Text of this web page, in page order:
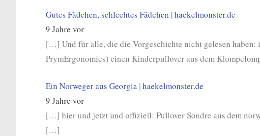
Gutes Fädchen, schlechtes Fädchen | haekelmonster.de
9 Jahre vor
[…] Und für alle, die die Vorgeschichte nicht gelesen
PrymErgonomics) einen Kinderpullover aus dem
Ein Norweger aus Georgia | haekelmonster.de
9 Jahre vor
[…] hier und jetzt und offiziell: Pullover Sondre aus dem
[…]